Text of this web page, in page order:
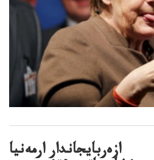
ازەربايجاندار ارمەنيا